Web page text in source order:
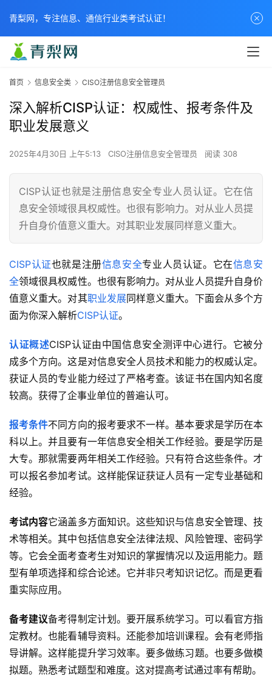
首页 信息安全类 CISO注册信息安全管理员
深入解析CISP认证：权威性、报考条件及
职业发展意义
2025年4月30日 上午5:13 CISO注册信息安全管理员 阅读 308
CISP认证也就是注册信息安全专业人员认证。它在信
息安全领域很具权威性。也很有影响力。对从业人员提
升自身价值意义重大。对其职业发展同样意义重大。
CISP认证也就是注册信息安全专业人员认证。它在信息安
全领域很具权威性。也很有影响力。对从业人员提升自身价
值意义重大。对其职业发展同样意义重大。下面会从多个方
面为你深入解析CISP认证。
认证概述CISP认证由中国信息安全测评中心进行。它被分
成多个方向。这是对信息安全人员技术和能力的权威认定。
获证人员的专业能力经过了严格考查。该证书在国内知名度
较高。获得了企事业单位的普遍认可。
报考条件不同方向的报考要求不一样。基本要求是学历在本
科以上。并且要有一年信息安全相关工作经验。要是学历是
大专。那就需要两年相关工作经验。只有符合这些条件。才
可以报名参加考试。这样能保证获证人员有一定专业基础和
经验。
考试内容它涵盖多方面知识。这些知识与信息安全管理、技
术等相关。其中包括信息安全法律法规、风险管理、密码学
等。它会全面考查考生对知识的掌握情况以及运用能力。题
型有单项选择和综合论述。它并非只考知识记忆。而是更看
重实际应用。
备考建议备考得制定计划。要开展系统学习。可以看官方指
定教材。也能看辅导资料。还能参加培训课程。会有老师指
导讲解。这样能提升学习效率。要多做练习题。也要多做模
拟题。熟悉考试题型和难度。这对提高考试通过率有帮助。
青梨网，专注信息、通信行业类考试认证！